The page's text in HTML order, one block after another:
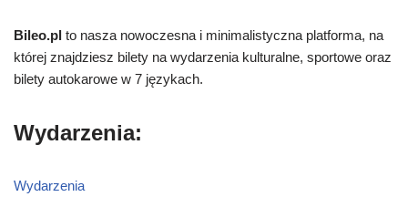
Bileo.pl to nasza nowoczesna i minimalistyczna platforma, na
której znajdziesz bilety na wydarzenia kulturalne, sportowe oraz
bilety autokarowe w 7 językach.
Wydarzenia:
Wydarzenia